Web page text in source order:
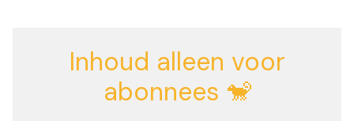
Inhoud alleen voor
abonnees 🐒